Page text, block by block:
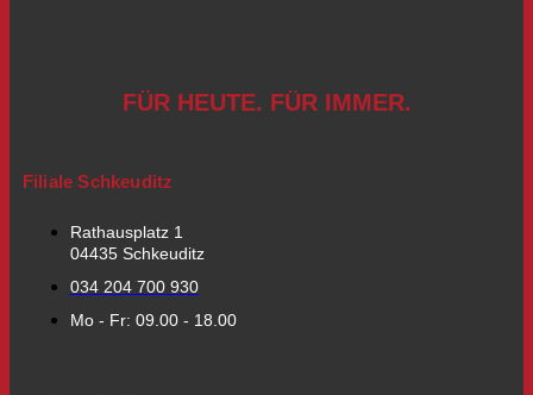
FÜR HEUTE. FÜR IMMER.
Filiale Schkeuditz
Rathausplatz 1
04435 Schkeuditz
034 204 700 930
Mo - Fr: 09.00 - 18.00